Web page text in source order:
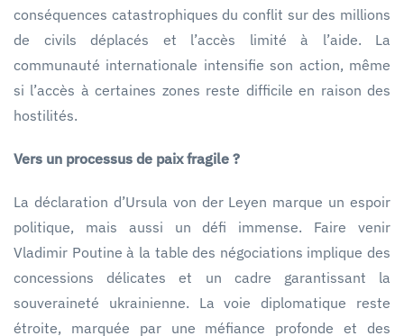
conséquences catastrophiques du conflit sur des millions
de civils déplacés et l’accès limité à l’aide. La
communauté internationale intensifie son action, même
si l’accès à certaines zones reste difficile en raison des
hostilités.
Vers un processus de paix fragile ?
La déclaration d’Ursula von der Leyen marque un espoir
politique, mais aussi un défi immense. Faire venir
Vladimir Poutine à la table des négociations implique des
concessions délicates et un cadre garantissant la
souveraineté ukrainienne. La voie diplomatique reste
étroite, marquée par une méfiance profonde et des